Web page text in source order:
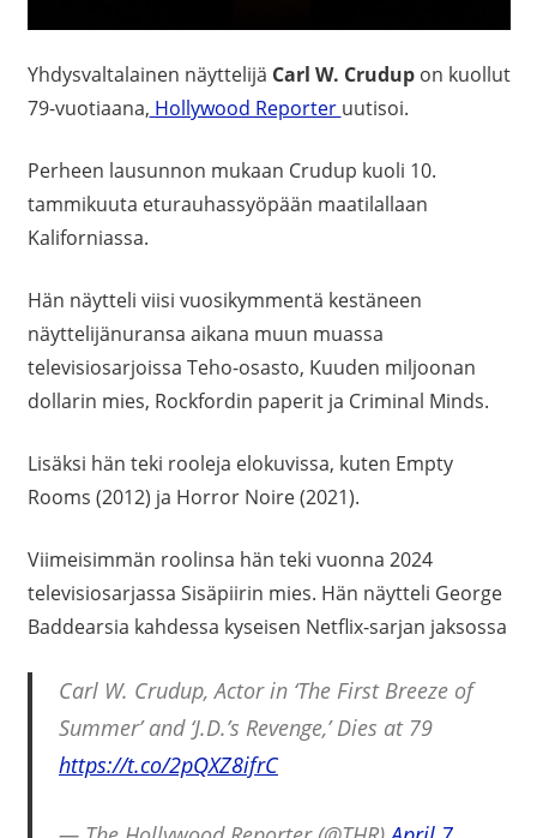
Yhdysvaltalainen näyttelijä Carl W. Crudupon kuollut
79-vuotiaana, Hollywood Reporter uutisoi.
Perheen lausunnon mukaan Crudup kuoli 10.
tammikuuta eturauhassyöpään maatilallaan
Kaliforniassa.
Hän näytteli viisi vuosikymmentä kestäneen
näyttelijänuransa aikana muun muassa
televisiosarjoissa Teho-osasto, Kuuden miljoonan
dollarin mies, Rockfordin paperit ja Criminal Minds.
Lisäksi hän teki rooleja elokuvissa, kuten Empty
Rooms (2012) ja Horror Noire (2021).
Viimeisimmän roolinsa hän teki vuonna 2024
televisiosarjassa Sisäpiirin mies. Hän näytteli George
Baddearsia kahdessa kyseisen Netflix-sarjan jaksossa
Carl W. Crudup, Actor in ‘The First Breeze of
Summer’ and ‘J.D.’s Revenge,’ Dies at 79
https://t.co/2pQXZ8ifrC